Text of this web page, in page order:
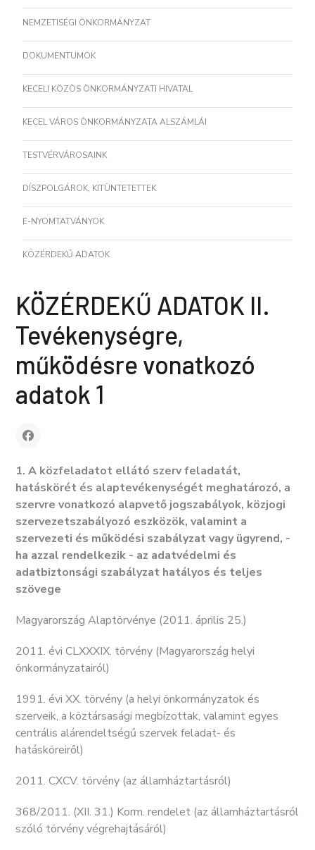
NEMZETISÉGI ÖNKORMÁNYZAT
DOKUMENTUMOK
KECELI KÖZÖS ÖNKORMÁNYZATI HIVATAL
KECEL VÁROS ÖNKORMÁNYZATA ALSZÁMLÁI
TESTVÉRVÁROSAINK
DÍSZPOLGÁROK, KITÜNTETETTEK
E-NYOMTATVÁNYOK
KÖZÉRDEKŰ ADATOK
KÖZÉRDEKŰ ADATOK II.
Tevékenységre,
működésre vonatkozó
adatok 1
1. A közfeladatot ellátó szerv feladatát,
hatáskörét és alaptevékenységét meghatározó, a
szervre vonatkozó alapvető jogszabályok, közjogi
szervezetszabályozó eszközök, valamint a
szervezeti és működési szabályzat vagy ügyrend, -
ha azzal rendelkezik - az adatvédelmi és
adatbiztonsági szabályzat hatályos és teljes
szövege
Magyarország Alaptörvénye (2011. április 25.)
2011. évi CLXXXIX. törvény (Magyarország helyi
önkormányzatairól)
1991. évi XX. törvény (a helyi önkormányzatok és
szerveik, a köztársasági megbízottak, valamint egyes
centrális alárendeltségű szervek feladat- és
hatásköreiről)
2011. CXCV. törvény (az államháztartásról)
368/2011. (XII. 31.) Korm. rendelet (az államháztartásról
szóló törvény végrehajtásáról)